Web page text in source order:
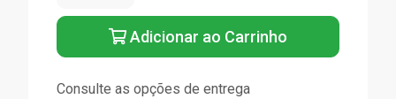
Adicionar ao Carrinho
Consulte as opções de entrega